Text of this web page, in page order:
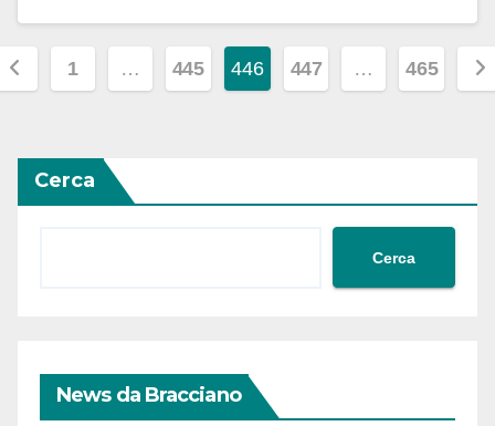
1 … 445 446 447 … 465
Cerca
Cerca
News da Bracciano